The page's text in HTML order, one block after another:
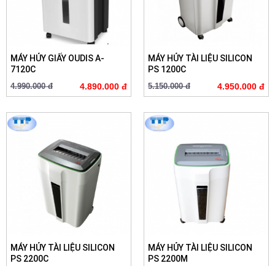
MÁY HỦY GIẤY OUDIS A-
7120C
4.990.000 đ 4.890.000 đ
MÁY HỦY TÀI LIỆU SILICON
PS 1200C
5.150.000 đ 4.950.000 đ
MÁY HỦY TÀI LIỆU SILICON
PS 2200C
MÁY HỦY TÀI LIỆU SILICON
PS 2200M